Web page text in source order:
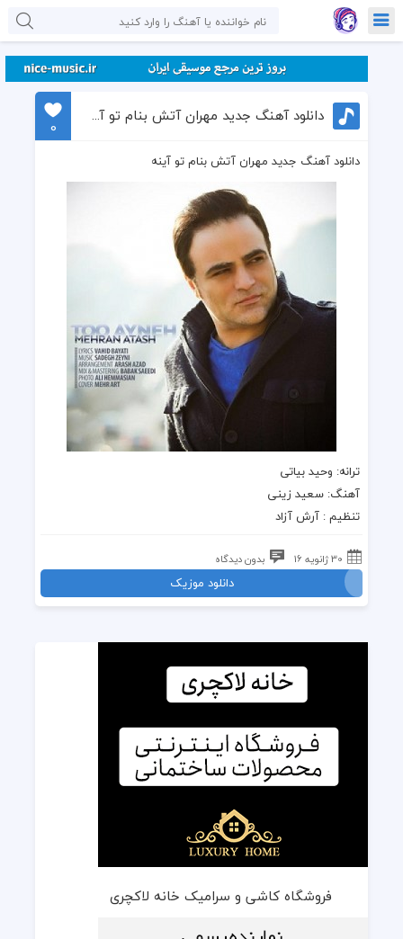
دانلود آهنگ جدید مهران آتش بنام تو آینه
0
دانلود آهنگ جدید مهران آتش بنام تو آینه
ترانه: وحید بیاتی
آهنگ: سعید زینی
تنظیم : آرش آزاد
30 ژانویه 16 بدون دیدگاه
دانلود موزیک
فروشگاه کاشی و سرامیک خانه لاکچری